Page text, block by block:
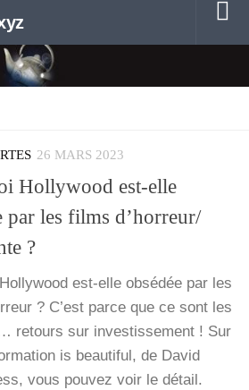
26 MARS 2023
Hollywood est-elle
par les films d’horreur/
?
est-elle obsé­dée par les
? C’est parce que ce sont les
retours sur inves­tis­se­ment ! Sur
is beau­ti­ful, de David
vous pou­vez voir le détail.